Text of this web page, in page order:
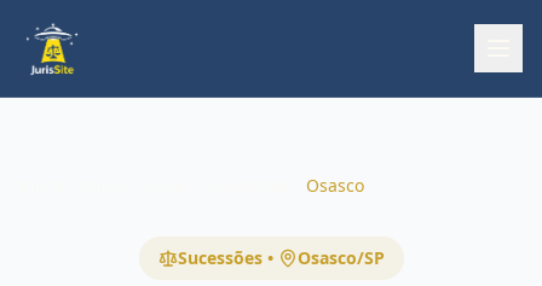
Osasco
Sucessões • Osasco/SP